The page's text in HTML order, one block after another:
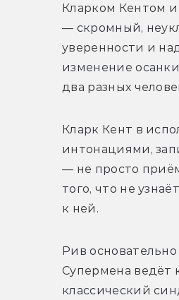
Кларком Кентом
— скромный,
уверенности и
изменение
два разных
Кларк Кент в
интонациями,
— не просто
того, что не
к ней.
Рив
Супермена ведёт
классический